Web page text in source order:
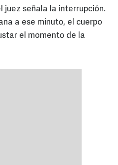
juez señala la interrupción.
a ese minuto, el cuerpo
el momento de la